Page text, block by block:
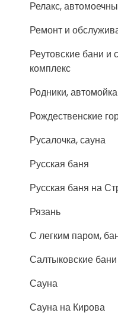
Релакс,
Ремонт и
Реутовские бани и
комплекс
Родники, автомойка
Рождественские
Русалочка, сауна
Русская баня
Русская баня на
Рязань
С легким паром,
Салтыковские бани
Сауна
Сауна на Кирова